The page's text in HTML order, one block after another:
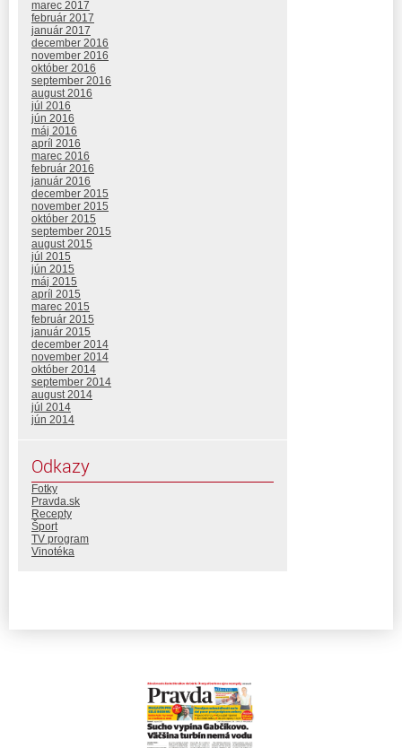
marec 2017
február 2017
január 2017
december 2016
november 2016
október 2016
september 2016
august 2016
júl 2016
jún 2016
máj 2016
apríl 2016
marec 2016
február 2016
január 2016
december 2015
november 2015
október 2015
september 2015
august 2015
júl 2015
jún 2015
máj 2015
apríl 2015
marec 2015
február 2015
január 2015
december 2014
november 2014
október 2014
september 2014
august 2014
júl 2014
jún 2014
Odkazy
Fotky
Pravda.sk
Recepty
Šport
TV program
Vinotéka